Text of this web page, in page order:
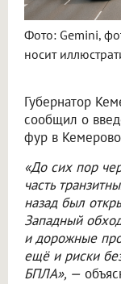
Фото: Gemini,
носит
Губернатор
сообщил о
фур в
«До сих пор
часть
назад был
Западный
и дорожные
ещё и риски
БПЛА», —